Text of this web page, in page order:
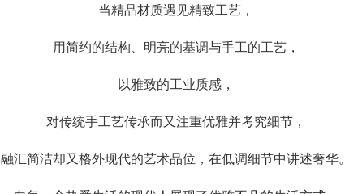
当精品材质遇见精致工艺，
用简约的结构、明亮的基调与手工的工艺，
以雅致的工业质感，
对传统手工艺传承而又注重优雅并考究细节，
融汇简洁却又格外现代的艺术品位，在低调细节中讲述奢华。